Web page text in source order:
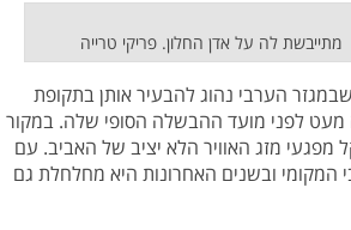
מתייבשת לה על אדן החלון. פריקי טרייה
הערבי נהוג להבעיר אותן בתקופת
מעט לפני מועד ההבשלה הסופי שלה. במקור
מפגעי מזג האוויר הלא יציב של האביב. עם
ובשנים האחרונות היא מחלחלת גם